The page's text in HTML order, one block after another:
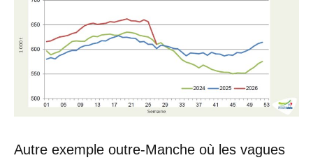
Autre exemple outre-Manche où les vagues